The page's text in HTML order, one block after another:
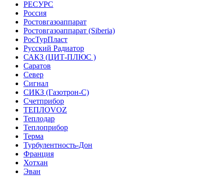
РЕСУРС
Россия
Ростовгазоаппарат
Ростовгазоаппарат (Siberia)
РосТурПласт
Русский Радиатор
САКЗ (ЦИТ-ПЛЮС )
Саратов
Север
Сигнал
СИКЗ (Газотрон-С)
Счетприбор
ТЕПЛОVOZ
Теплодар
Теплоприбор
Терма
Турбулентность-Дон
Франция
Хотхан
Эван